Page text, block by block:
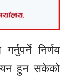
निर्णय
हुन सकेको